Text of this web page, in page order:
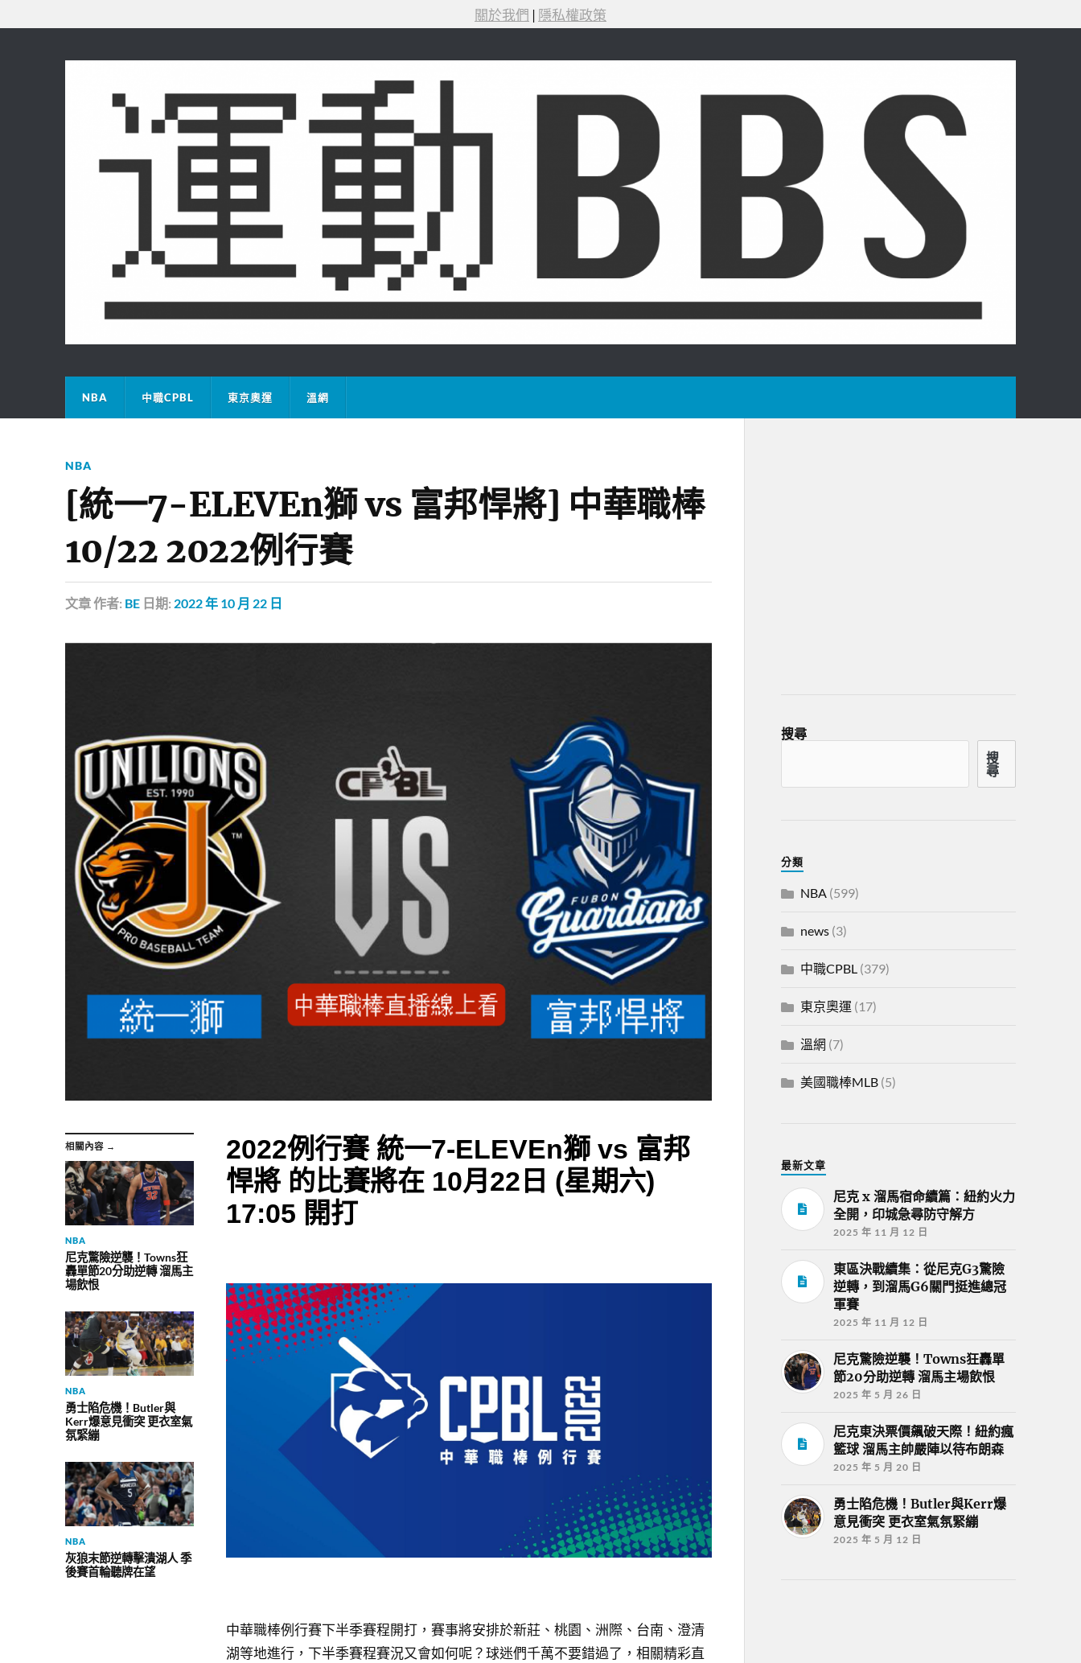
關於我們 | 隱私權政策
NBA 中職CPBL 東京奧運 溫網
NBA
[統一7-ELEVEn獅 vs 富邦悍將] 中華職棒
10/22 2022例行賽
文章作者: BE 日期: 2022 年 10 月 22 日
相關內容 →
NBA
尼克驚險逆襲！Towns狂
轟單節20分助逆轉 溜馬主
場飲恨
NBA
勇士陷危機！Butler與
Kerr爆意見衝突 更衣室氣
氛緊繃
NBA
灰狼末節逆轉擊潰湖人 季
後賽首輪聽牌在望
2022例行賽 統一7-ELEVEn獅 vs 富邦
悍將 的比賽將在 10月22日 (星期六)
17:05 開打
中華職棒例行賽下半季賽程開打，賽事將安排於新莊、桃園、洲際、台南、澄清
湖等地進行，下半季賽程賽況又會如何呢？球迷們千萬不要錯過了，相關精彩直
搜尋
搜
尋
分類
NBA(599)
news(3)
中職CPBL(379)
東京奧運 (17)
溫網 (7)
美國職棒MLB(5)
最新文章
尼克 x 溜馬宿命續篇：紐約火力
全開，印城急尋防守解方
2025 年 11 月 12 日
東區決戰續集：從尼克G3驚險
逆轉，到溜馬G6關門挺進總冠
軍賽
2025 年 11 月 12 日
尼克驚險逆襲！Towns狂轟單
節20分助逆轉 溜馬主場飲恨
2025 年 5 月 26 日
尼克東決票價飆破天際！紐約瘋
籃球 溜馬主帥嚴陣以待布朗森
2025 年 5 月 20 日
勇士陷危機！Butler與Kerr爆
意見衝突 更衣室氣氛緊繃
2025 年 5 月 12 日